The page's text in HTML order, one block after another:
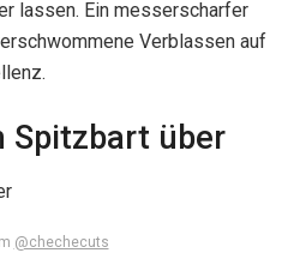
lassen. Ein messerscharfer
Verblassen auf
Spitzbart über
@chechecuts